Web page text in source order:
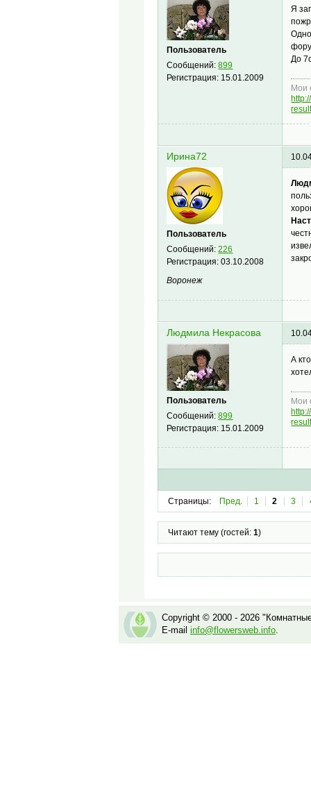
Пользователь
Сообщений:899
Регистрация: 15.01.2009
Я
До
Мои
Ирина72
Пользователь
Сообщений:226
Регистрация:03.10.2008
Воронеж
Людмила Некрасова
Пользователь
Сообщений:899
Регистрация: 15.01.2009
А
Мои
Страницы: Пред. 1 2 3
Читают тему (гостей: 1)
Copyright © 2000 - 2026
E-mail info@flowersweb.info.